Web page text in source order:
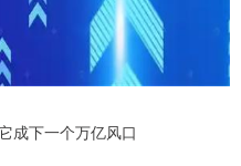
成下一个万亿风口